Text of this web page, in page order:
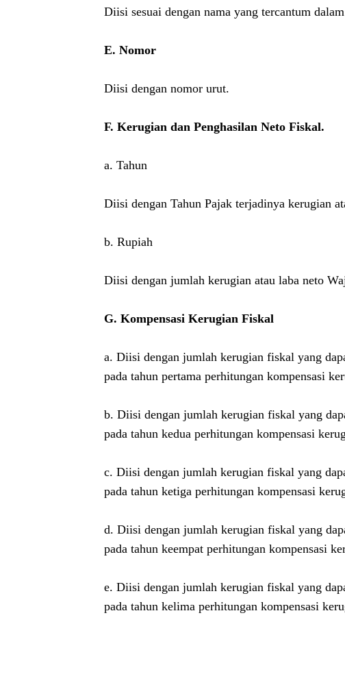
Diisi sesuai dengan nama yang tercantum
E. Nomor
Diisi dengan nomor urut.
F. Kerugian dan Penghasilan Neto Fiskal.
a. Tahun
Diisi dengan Tahun Pajak terjadinya kerugian
b. Rupiah
Diisi dengan jumlah kerugian atau laba neto
G. Kompensasi Kerugian Fiskal
a. Diisi dengan jumlah kerugian fiskal yang
pada tahun pertama perhitungan kompensasi
b. Diisi dengan jumlah kerugian fiskal yang
pada tahun kedua perhitungan kompensasi
c. Diisi dengan jumlah kerugian fiskal yang
pada tahun ketiga perhitungan kompensasi
d. Diisi dengan jumlah kerugian fiskal yang
pada tahun keempat perhitungan kompensasi
e. Diisi dengan jumlah kerugian fiskal yang
pada tahun kelima perhitungan kompensasi